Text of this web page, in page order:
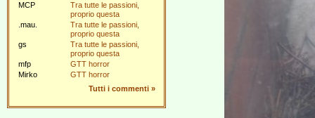
MCP
Tra tutte le passioni,
proprio questa
.mau.
Tra tutte le passioni,
proprio questa
gs
Tra tutte le passioni,
proprio questa
mfp
GTT horror
Mirko
GTT horror
Tutti i commenti »